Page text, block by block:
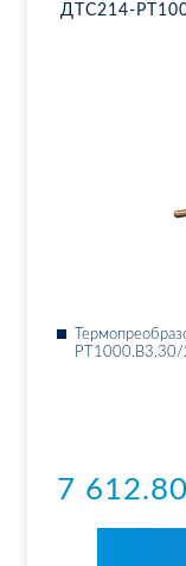
ДТ­С214-
РТ1000.В3.30/
7 612.80